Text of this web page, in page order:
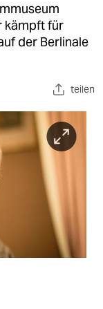
kämpft für
der Berlinale
teilen